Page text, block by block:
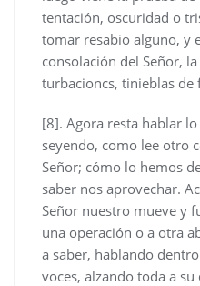
tentación, oscuridad o
tomar resabio alguno, y
consolación del Señor,
turbacioncs, tinieblas de
[8]. Agora resta hablar
seyendo, como lee otro
Señor; cómo lo hemos
saber nos aprovechar.
Señor nuestro mueve y
una operación o a otra
a saber, hablando
voces, alzando toda a